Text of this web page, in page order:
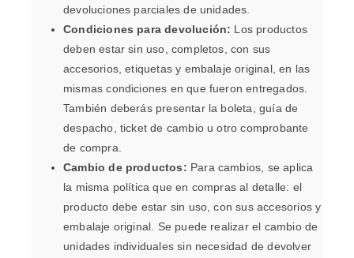
devoluciones parciales de unidades.
Condiciones para devolución: Los productos
deben estar sin uso, completos, con sus
accesorios, etiquetas y embalaje original, en las
mismas condiciones en que fueron entregados.
También deberás presentar la boleta, guía de
despacho, ticket de cambio u otro comprobante
de compra.
Cambio de productos: Para cambios, se aplica
la misma política que en compras al detalle: el
producto debe estar sin uso, con sus accesorios y
embalaje original. Se puede realizar el cambio de
unidades individuales sin necesidad de devolver